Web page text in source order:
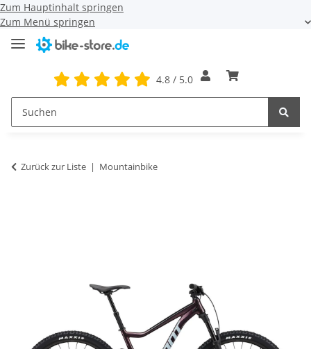
Zum Hauptinhalt springen
Zum Menü springen
4.8 / 5.0
Zurück zur Liste Mountainbike